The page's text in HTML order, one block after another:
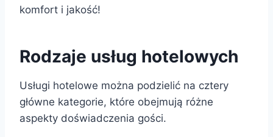
komfort i jakość!
Rodzaje usług hotelowych
Usługi hotelowe można podzielić na cztery
główne kategorie, które obejmują różne
aspekty doświadczenia gości.